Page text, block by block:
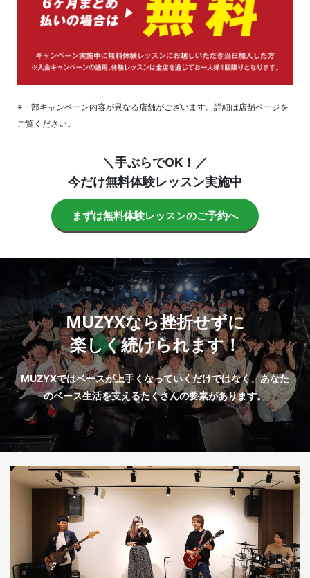
※一部キャンペーン内容が異なる店舗がございます。詳細は店舗ページを
ご覧ください。
＼手ぶらでOK！／
今だけ無料体験レッスン実施中
まずは無料体験レッスンのご予約へ
MUZYXなら挫折せずに
楽しく続けられます！
MUZYXではベースが上手くなっていくだけではなく、あなた
のベース生活を支えるたくさんの要素があります。